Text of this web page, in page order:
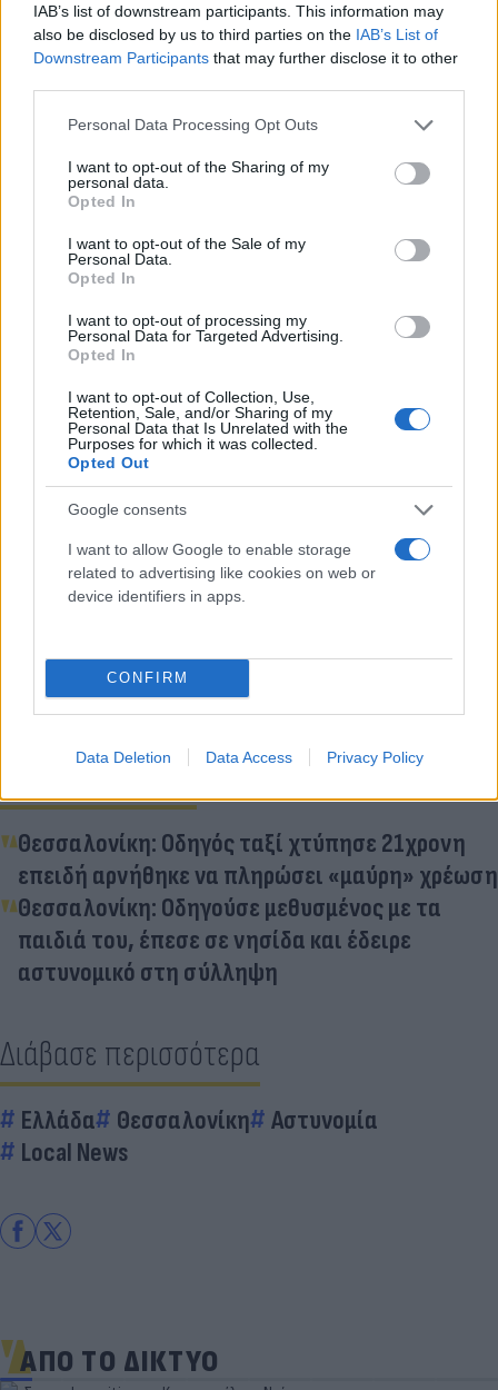
IAB’s list of downstream participants. This information may
also be disclosed by us to third parties on the IAB’s List of
Downstream Participants that may further disclose it to other
Please note that this website/app uses one or more Google
not limited to your visit or usage behaviour. You may click to
grant or deny consent to Google and its third-party tags to
use your data for below specified purposes in below Google
consent section.
Personal Data Processing Opt Outs
I want to opt-out of the Sharing of my
personal data.
Opted In
I want to opt-out of the Sale of my
Personal Data.
Opted In
I want to opt-out of processing my
Personal Data for Targeted Advertising.
Opted In
I want to opt-out of Collection, Use,
Retention, Sale, and/or Sharing of my
Personal Data that Is Unrelated with the
Purposes for which it was collected.
Opted Out
Google consents
I want to allow Google to enable storage
related to advertising like cookies on web or
device identifiers in apps.
CONFIRM
Data Deletion Data Access Privacy Policy
Έρευνες για τις συνθήκες θανάτου διενεργεί η
Αστυνομία. Σύμφωνα πάντως με το τοπικά μέσα
έχει αποκλειστεί η εγκληματική ενέργεια.
Κάνε κλικ και δες περισσότερο
Διάβασε σχετικά
Θεσσαλονίκη: Οδηγός ταξί χτύπησε 21χρονη
επειδή αρνήθηκε να πληρώσει «μαύρη» χρέωση
Θεσσαλονίκη: Οδηγούσε μεθυσμένος με τα
παιδιά του, έπεσε σε νησίδα και έδειρε
αστυνομικό στη σύλληψη
Διάβασε περισσότερα
Ελλάδα Θεσσαλονίκη
Αστυνομία
Local News
ΑΠΟ ΤΟ ΔΙΚΤΥΟ